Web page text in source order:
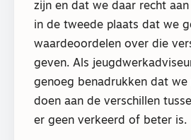
zijn en dat we daar recht
in de tweede plaats dat we
waardeoordelen over die
geven. Als
genoeg benadrukken dat we
doen aan de verschillen
er geen verkeerd of beter is.